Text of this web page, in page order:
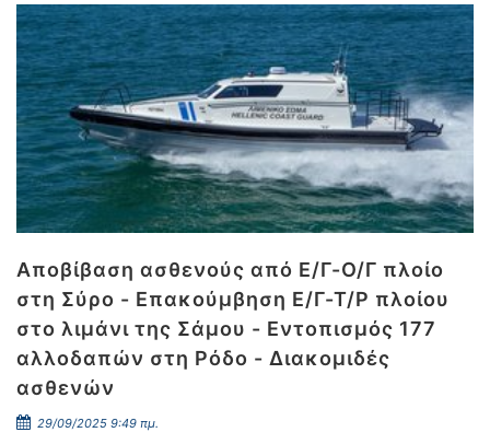
Αποβίβαση ασθενούς από Ε/Γ-Ο/Γ πλοίο
στη Σύρο - Επακούμβηση Ε/Γ-Τ/Ρ πλοίου
στο λιμάνι της Σάμου - Εντοπισμός 177
αλλοδαπών στη Ρόδο - Διακομιδές
ασθενών
29/09/2025 9:49 πμ.